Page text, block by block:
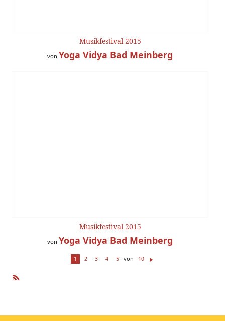
Musikfestival 2015
von Yoga Vidya Bad Meinberg
Musikfestival 2015
von Yoga Vidya Bad Meinberg
1 2 3 4 5 von 10